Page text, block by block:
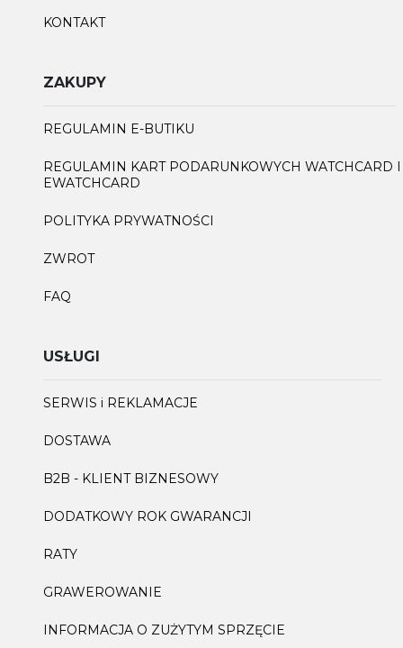
KONTAKT
ZAKUPY
REGULAMIN E-BUTIKU
REGULAMIN KART PODARUNKOWYCH WATCHCARD I
EWATCHCARD
POLITYKA PRYWATNOŚCI
ZWROT
FAQ
USŁUGI
SERWIS i REKLAMACJE
DOSTAWA
B2B - KLIENT BIZNESOWY
DODATKOWY ROK GWARANCJI
RATY
GRAWEROWANIE
INFORMACJA O ZUŻYTYM SPRZĘCIE